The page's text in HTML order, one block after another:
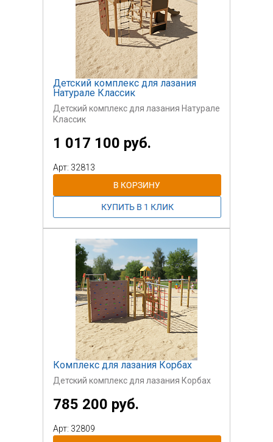
Детский комплекс для лазания
Натурале Классик
Детский комплекс для лазания Натурале
Классик
1 017 100 руб.
Арт: 32813
Комплекс для лазания Корбах
Детский комплекс для лазания Корбах
785 200 руб.
Арт: 32809